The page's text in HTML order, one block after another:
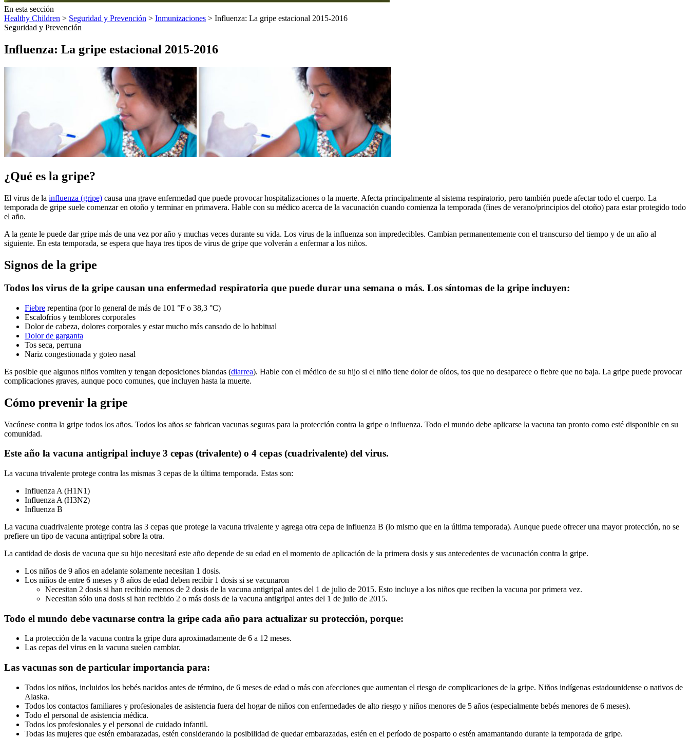
En esta sección
Healthy Children > Seguridad y Prevención > Inmunizaciones > Influenza: La gripe estacional 2015-2016
Seguridad y Prevención
Influenza: La gripe estacional 2015-2016
¿Qué es la gripe?
El virus de la influenza (gripe) causa una grave enfermedad que puede provocar hospitalizaciones o la muerte. Afecta principalmente al sistema respiratorio, pero también puede afectar todo el cuerpo. La
temporada de gripe suele comenzar en otoño y terminar en primavera. Hable con su médico acerca de la vacunación cuando comienza la temporada (fines de verano/principios del otoño) para estar protegido todo
el año.
A la gente le puede dar gripe más de una vez por año y muchas veces durante su vida. Los virus de la influenza son impredecibles. Cambian permanentemente con el transcurso del tiempo y de un año al
siguiente. En esta temporada, se espera que haya tres tipos de virus de gripe que volverán a enfermar a los niños.
Signos de la gripe
Todos los virus de la gripe causan una enfermedad respiratoria que puede durar una semana o más. Los síntomas de la gripe incluyen:
Fiebre repentina (por lo general de más de 101 °F o 38,3 °C)
Escalofríos y temblores corporales
Dolor de cabeza, dolores corporales y estar mucho más cansado de lo habitual
Dolor de garganta
Tos seca, perruna
Nariz congestionada y goteo nasal
Es posible que algunos niños vomiten y tengan deposiciones blandas (diarrea). Hable con el médico de su hijo si el niño tiene dolor de oídos, tos que no desaparece o fiebre que no baja. La gripe puede provocar
complicaciones graves, aunque poco comunes, que incluyen hasta la muerte.
Cómo prevenir la gripe
Vacúnese contra la gripe todos los años. Todos los años se fabrican vacunas seguras para la protección contra la gripe o influenza. Todo el mundo debe aplicarse la vacuna tan pronto como esté disponible en su
comunidad.
Este año la vacuna antigripal incluye 3 cepas (trivalente) o 4 cepas (cuadrivalente) del virus.
La vacuna trivalente protege contra las mismas 3 cepas de la última temporada. Estas son:
Influenza A (H1N1)
Influenza A (H3N2)
Influenza B
La vacuna cuadrivalente protege contra las 3 cepas que protege la vacuna trivalente y agrega otra cepa de influenza B (lo mismo que en la última temporada). Aunque puede ofrecer una mayor protección, no se
prefiere un tipo de vacuna antigripal sobre la otra.
La cantidad de dosis de vacuna que su hijo necesitará este año depende de su edad en el momento de aplicación de la primera dosis y sus antecedentes de vacunación contra la gripe.
Los niños de 9 años en adelante solamente necesitan 1 dosis.
Los niños de entre 6 meses y 8 años de edad deben recibir 1 dosis si se vacunaron
Necesitan 2 dosis si han recibido menos de 2 dosis de la vacuna antigripal antes del 1 de julio de 2015. Esto incluye a los niños que reciben la vacuna por primera vez.
Necesitan sólo una dosis si han recibido 2 o más dosis de la vacuna antigripal antes del 1 de julio de 2015.
Todo el mundo debe vacunarse contra la gripe cada año para actualizar su protección, porque:
La protección de la vacuna contra la gripe dura aproximadamente de 6 a 12 meses.
Las cepas del virus en la vacuna suelen cambiar.
Las vacunas son de particular importancia para:
Todos los niños, incluidos los bebés nacidos antes de término, de 6 meses de edad o más con afecciones que aumentan el riesgo de complicaciones de la gripe. Niños indígenas estadounidense o nativos de
Alaska.
Todos los contactos familiares y profesionales de asistencia fuera del hogar de niños con enfermedades de alto riesgo y niños menores de 5 años (especialmente bebés menores de 6 meses).
Todo el personal de asistencia médica.
Todos los profesionales y el personal de cuidado infantil.
Todas las mujeres que estén embarazadas, estén considerando la posibilidad de quedar embarazadas, estén en el período de posparto o estén amamantando durante la temporada de gripe.